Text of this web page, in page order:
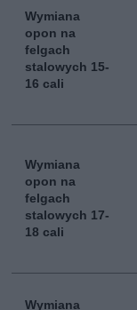
Wymiana
opon na
felgach
stalowych 15-
16 cali
Wymiana
opon na
felgach
stalowych 17-
18 cali
Wymiana